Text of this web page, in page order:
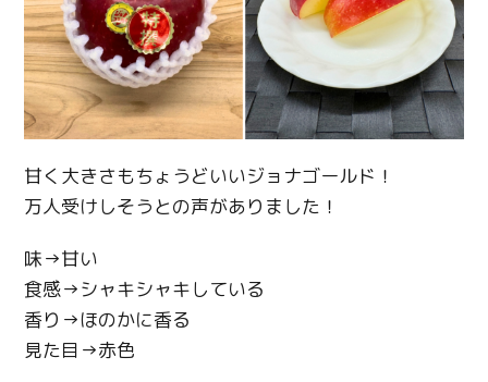
甘く大きさもちょうどいいジョナゴールド！
万人受けしそうとの声がありました！
味→甘い
食感→シャキシャキしている
香り→ほのかに香る
見た目→赤色